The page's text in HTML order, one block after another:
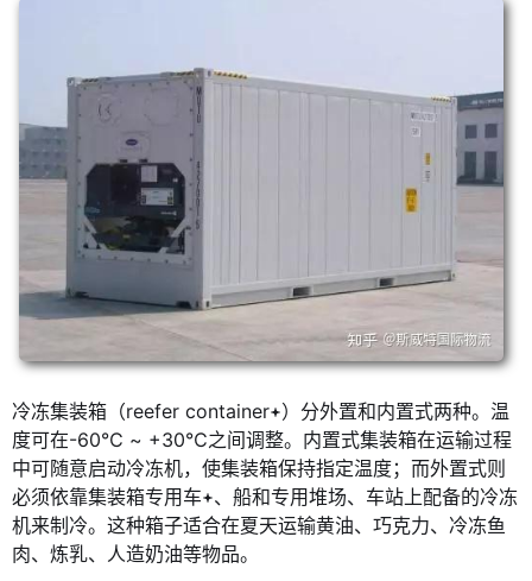
冷冻集装箱（reefer container ）分外置和内置式两种。温
度可在-60℃ ~ +30℃之间调整。内置式集装箱在运输过程
中可随意启动冷冻机，使集装箱保持指定温度；而外置式则
必须依靠集装箱专用车 、船和专用堆场、车站上配备的冷冻
机来制冷。这种箱子适合在夏天运输黄油、巧克力、冷冻鱼
肉、炼乳、人造奶油等物品。